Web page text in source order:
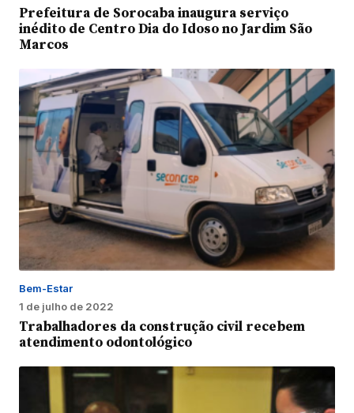
Prefeitura de Sorocaba inaugura serviço
inédito de Centro Dia do Idoso no Jardim São
Marcos
Bem-Estar
1 de julho de 2022
Trabalhadores da construção civil recebem
atendimento odontológico